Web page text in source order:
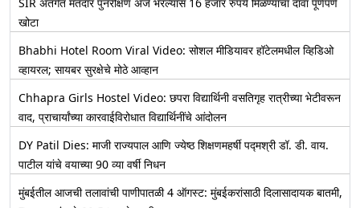
SIR अंतर्गत मतदार पुनरीक्षण अर्ज भरल्यास 16 हजार रुपये मिळण्याचा दावा पूर्णपणे
खोटा
Bhabhi Hotel Room Viral Video: सोशल मीडियावर हॉटेलमधील व्हिडिओ
व्हायरल; सायबर सुरक्षेचे मोठे आव्हान
Chhapra Girls Hostel Video: छपरा विद्यार्थिनी वसतिगृह रात्रीच्या भेटीवरून
वाद, प्राचार्यांच्या कारवाईविरोधात विद्यार्थिनींचे आंदोलन
DY Patil Dies: माजी राज्यपाल आणि ज्येष्ठ शिक्षणमहर्षी पद्मश्री डॉ. डी. वाय.
पाटील यांचे वयाच्या 90 व्या वर्षी निधन
मुंबईतील आजची तलावांची पाणीपातळी 4 ऑगस्ट: मुंबईकरांसाठी दिलासादायक बातमी,